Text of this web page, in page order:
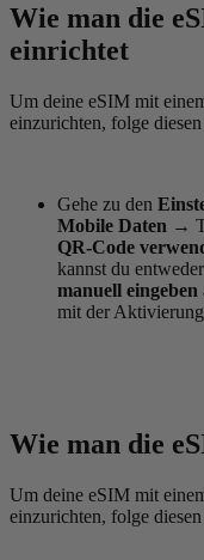
Wie man die
einrichtet
Um deine eSIM mit
einzurichten, folge
Gehe zu den
Mobile Daten →
QR-Code
kannst du
manuell eingeben
mit der
Wie man die
Um deine eSIM mit
einzurichten, folge